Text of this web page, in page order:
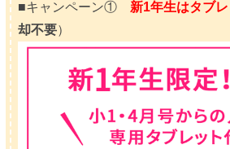
■キャンペーン① 新1年生はタブ
却不要）